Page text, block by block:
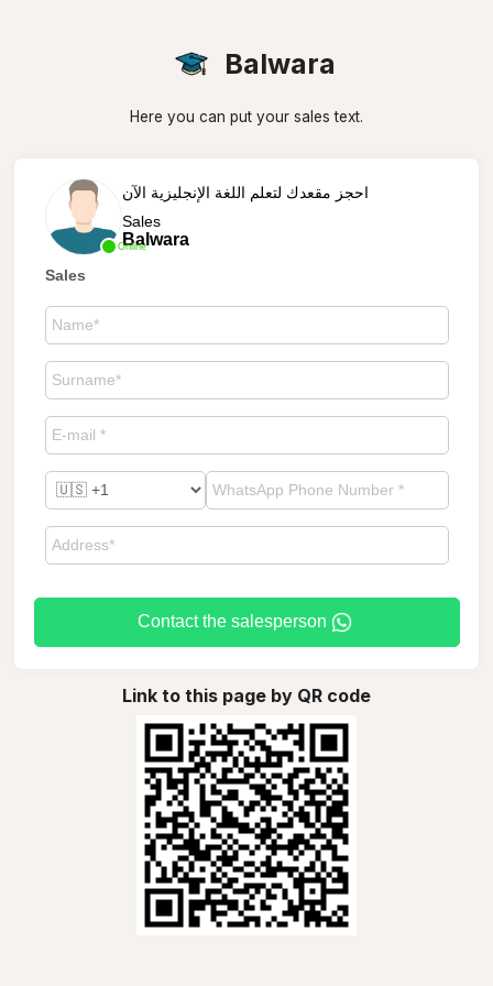
Balwara
Here you can put your sales text.
Online
احجز مقعدك لتعلم اللغة الإنجليزية الآن
Sales
Balwara
Sales
Contact the salesperson
Link to this page by QR code